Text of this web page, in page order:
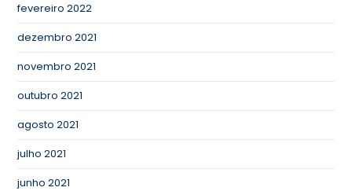
fevereiro 2022
dezembro 2021
novembro 2021
outubro 2021
agosto 2021
julho 2021
junho 2021